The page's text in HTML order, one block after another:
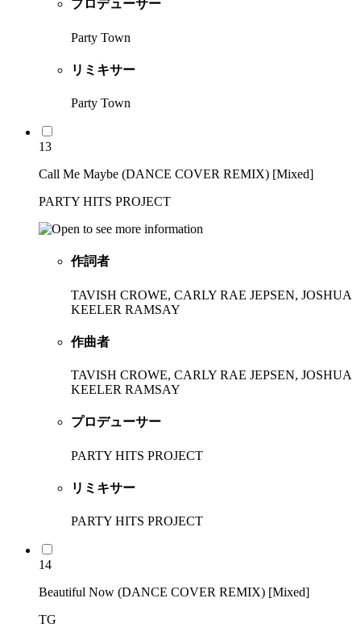
プロデューサー
Party Town
リミキサー
Party Town
13
Call Me Maybe (DANCE COVER REMIX) [Mixed]
PARTY HITS PROJECT
作詞者
TAVISH CROWE, CARLY RAE JEPSEN, JOSHUA
KEELER RAMSAY
作曲者
TAVISH CROWE, CARLY RAE JEPSEN, JOSHUA
KEELER RAMSAY
プロデューサー
PARTY HITS PROJECT
リミキサー
PARTY HITS PROJECT
14
Beautiful Now (DANCE COVER REMIX) [Mixed]
TG